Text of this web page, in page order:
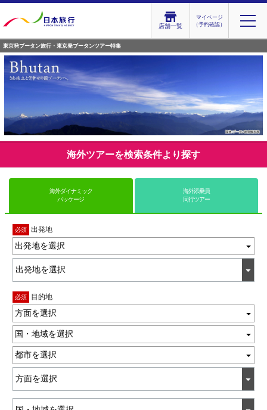
店舗一覧
マイページ
（予約確認）
東京発ブータン旅行・東京発ブータンツアー特集
海外ツアーを検索条件より探す
海外ダイナミック
パッケージ
海外添乗員
同行ツアー
必須 出発地
出発地を選択
必須 目的地
方面を選択
国・地域を選択
都市を選択